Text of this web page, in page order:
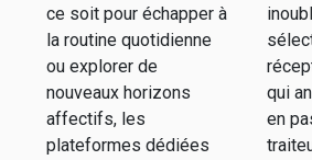
ce soit pour échapper à
la routine quotidienne
ou explorer de
nouveaux horizons
affectifs, les
plateformes dédiées
qui
en